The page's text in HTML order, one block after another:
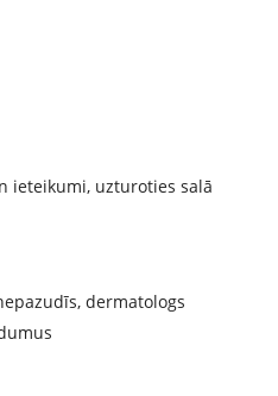
ieteikumi, uzturoties salā
dermatologs